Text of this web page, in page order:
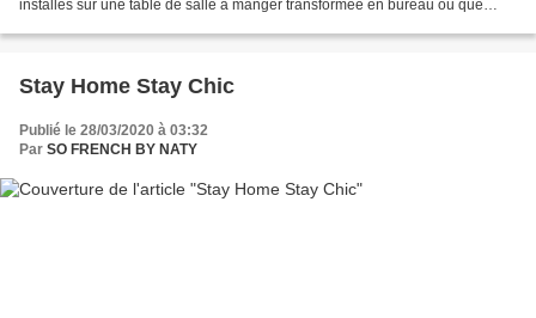
installés sur une table de salle à manger transformée en bureau ou que
Stay Home Stay Chic
Publié le 28/03/2020 à 03:32
Par SO FRENCH BY NATY